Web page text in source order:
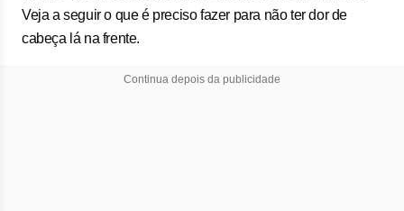
Veja a seguir o que é preciso fazer para não ter dor de
cabeça lá na frente.
Continua depois da publicidade